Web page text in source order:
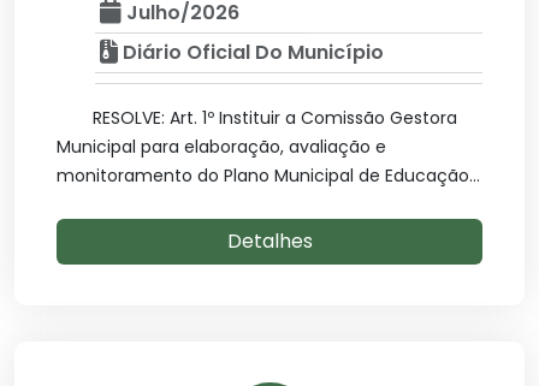
Julho/2026
Diário Oficial Do Município
RESOLVE: Art. 1º Instituir a Comissão Gestora
Municipal para elaboração, avaliação e
monitoramento do Plano Municipal de Educação...
Detalhes